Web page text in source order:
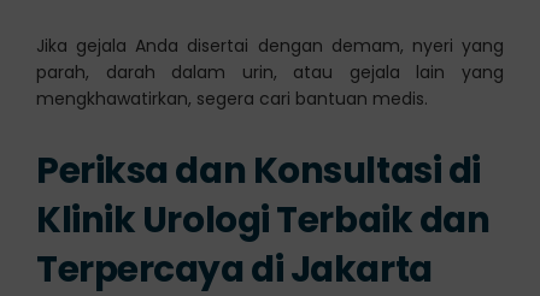
Jika gejala Anda disertai dengan demam, nyeri yang
parah, darah dalam urin, atau gejala lain yang
mengkhawatirkan, segera cari bantuan medis.
Periksa dan Konsultasi di
Klinik Urologi Terbaik dan
Terpercaya di Jakarta